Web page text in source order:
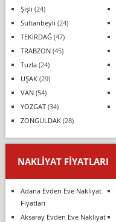
Şişli (24)
Sultanbeyli (24)
TEKİRDAĞ(47)
TRABZON(45)
Tuzla(24)
UŞAK(29)
VAN(54)
YOZGAT(34)
ZONGULDAK(28)
NAKLIYAT FIYATLARI
Adana Evden Eve Nakliyat
Fiyatları
Aksaray Evden Eve Nakliyat